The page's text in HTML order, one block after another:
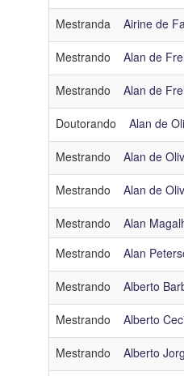
Mestranda Airine de
Mestrando Alan de
Mestrando Alan de
Doutorando Alan de
Mestrando Alan de
Mestrando Alan de
Mestrando Alan
Mestrando
Alan
Mestrando Alberto
Mestrando Alberto
Mestrando Alberto